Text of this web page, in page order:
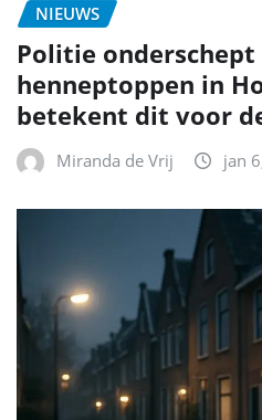
NIEUWS
Politie
henneptoppen in
betekent dit voor
Miranda de Vrij jan